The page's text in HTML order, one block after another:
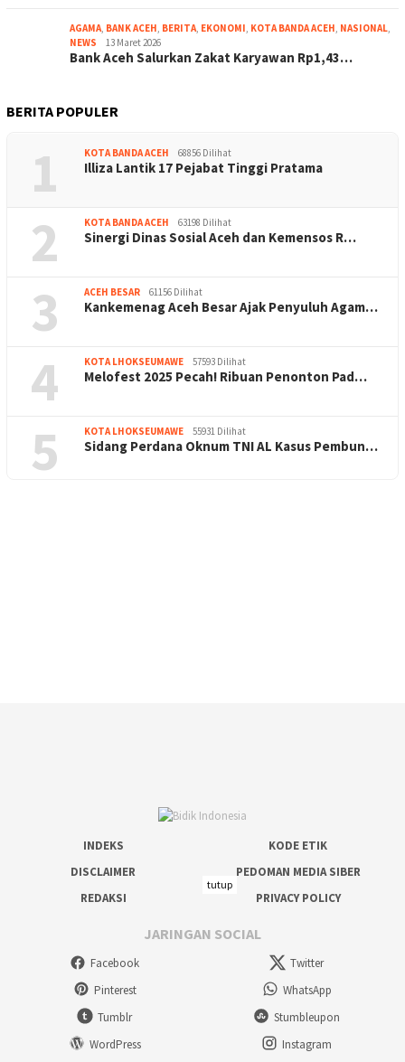
AGAMA, BANK ACEH, BERITA, EKONOMI, KOTA BANDA ACEH, NASIONAL,
NEWS
13 Maret 2026
Bank Aceh Salurkan Zakat Karyawan Rp1,43…
BERITA POPULER
1 KOTA BANDA ACEH 68856 Dilihat
Illiza Lantik 17 Pejabat Tinggi Pratama
2 KOTA BANDA ACEH 63198 Dilihat
Sinergi Dinas Sosial Aceh dan Kemensos R…
3 ACEH BESAR 61156 Dilihat
Kankemenag Aceh Besar Ajak Penyuluh Agam…
4 KOTA LHOKSEUMAWE 57593 Dilihat
Melofest 2025 Pecah! Ribuan Penonton Pad…
5 KOTA LHOKSEUMAWE 55931 Dilihat
Sidang Perdana Oknum TNI AL Kasus Pembun…
INDEKS
KODE ETIK
DISCLAIMER
PEDOMAN MEDIA SIBER
REDAKSI
PRIVACY POLICY
JARINGAN SOCIAL
Facebook
Twitter
Pinterest
WhatsApp
Tumblr
Stumbleupon
WordPress
Instagram
tutup